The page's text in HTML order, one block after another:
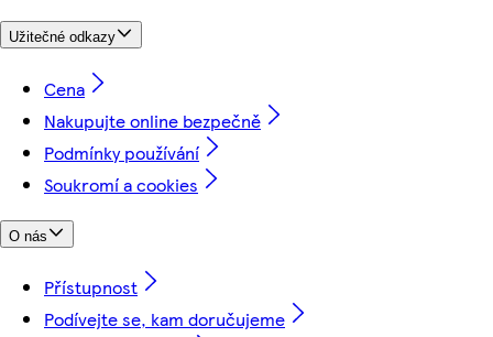
Užitečné odkazy
Cena
Nakupujte online bezpečně
Podmínky používání
Soukromí a cookies
O nás
Přístupnost
Podívejte se, kam doručujeme